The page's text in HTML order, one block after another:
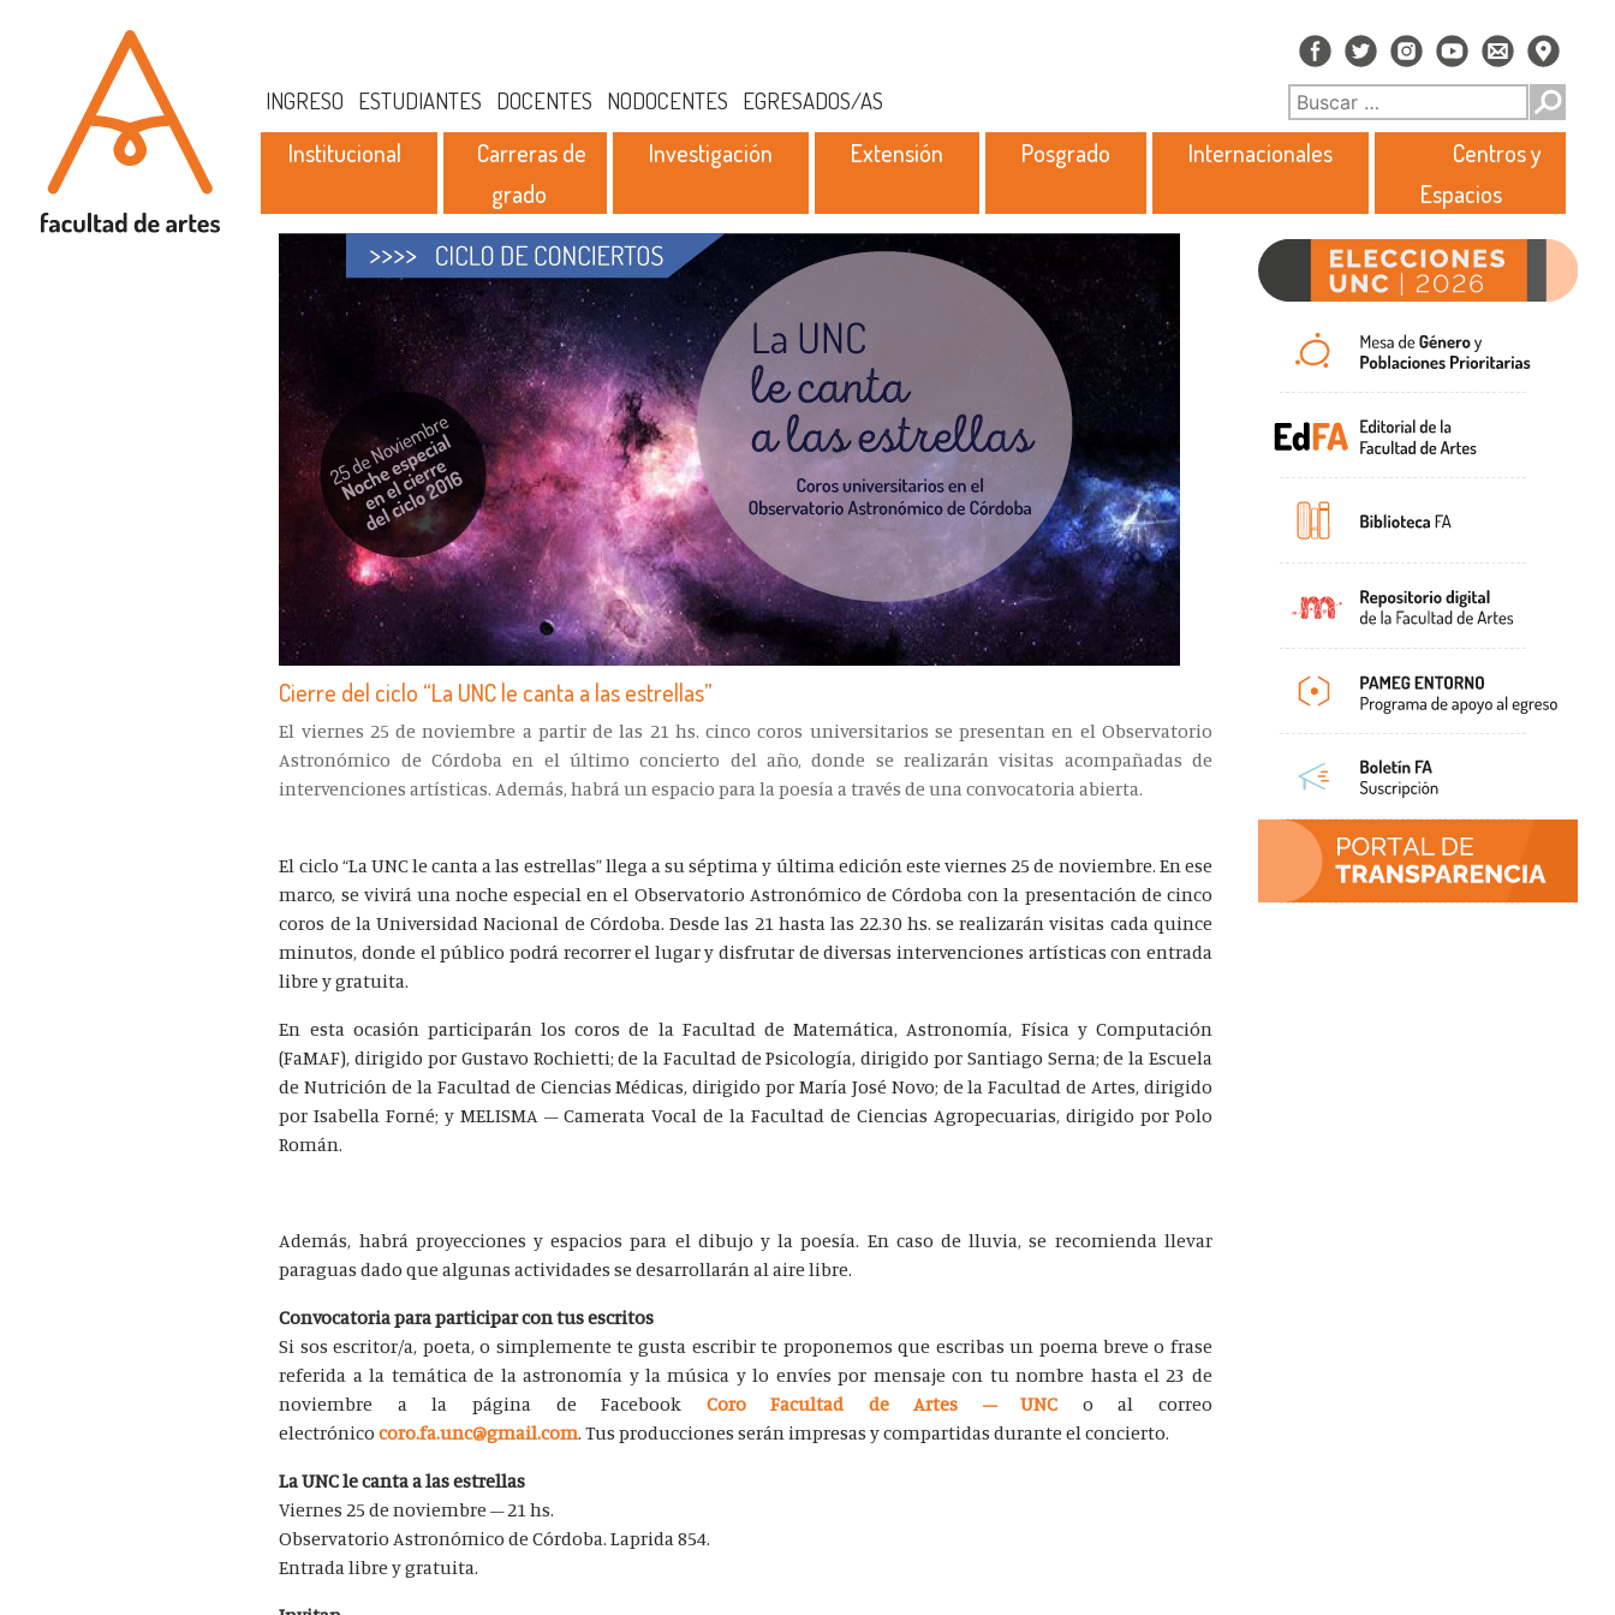
INGRESO ESTUDIANTES DOCENTES NODOCENTES EGRESADOS/AS
Institucional
Carreras de
grado
Investigación Extensión Posgrado Internacionales
Centros y
Espacios
Cierre del ciclo “La UNC le canta a las estrellas”
El viernes 25 de noviembre a partir de las 21 hs. cinco coros universitarios se presentan en el Observatorio
Astronómico de Córdoba en el último concierto del año, donde se realizarán visitas acompañadas de
intervenciones artísticas. Además, habrá un espacio para la poesía a través de una convocatoria abierta.
El ciclo “La UNC le canta a las estrellas” llega a su séptima y última edición este viernes 25 de noviembre. En ese
marco, se vivirá una noche especial en el Observatorio Astronómico de Córdoba con la presentación de cinco
coros de la Universidad Nacional de Córdoba. Desde las 21 hasta las 22.30 hs. se realizarán visitas cada quince
minutos, donde el público podrá recorrer el lugar y disfrutar de diversas intervenciones artísticas con entrada
libre y gratuita.
En esta ocasión participarán los coros de la Facultad de Matemática, Astronomía, Física y Computación
(FaMAF), dirigido por Gustavo Rochietti; de la Facultad de Psicología, dirigido por Santiago Serna; de la Escuela
de Nutrición de la Facultad de Ciencias Médicas, dirigido por María José Novo; de la Facultad de Artes, dirigido
por Isabella Forné; y MELISMA – Camerata Vocal de la Facultad de Ciencias Agropecuarias, dirigido por Polo
Román.
Además, habrá proyecciones y espacios para el dibujo y la poesía. En caso de lluvia, se recomienda llevar
paraguas dado que algunas actividades se desarrollarán al aire libre.
Convocatoria para participar con tus escritos
Si sos escritor/a, poeta, o simplemente te gusta escribir te proponemos que escribas un poema breve o frase
referida a la temática de la astronomía y la música y lo envíes por mensaje con tu nombre hasta el 23 de
noviembre a la página de Facebook Coro Facultad de Artes – UNC o al correo
electrónicocoro.fa.unc@gmail.com. Tus producciones serán impresas y compartidas durante el concierto.
La UNC le canta a las estrellas
Viernes 25 de noviembre – 21 hs.
Observatorio Astronómico de Córdoba. Laprida 854.
Entrada libre y gratuita.